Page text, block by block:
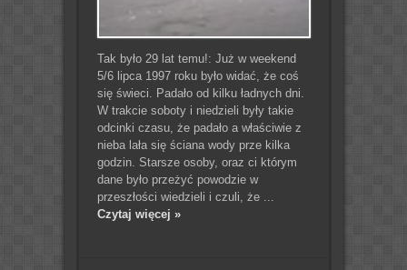
Tak było 29 lat temu!: Już w weekend
5/6 lipca 1997 roku było widać, że coś
się świeci. Padało od kilku ładnych dni.
W trakcie soboty i niedzieli były takie
odcinki czasu, że padało a właściwie z
nieba lała się ściana wody prze kilka
godzin. Starsze osoby, oraz ci którym
dane było przeżyć powodzie w
przeszłości wiedzieli i czuli, że ...
Czytaj więcej »